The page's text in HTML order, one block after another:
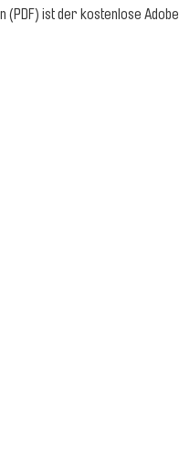
(PDF) ist der kostenlose